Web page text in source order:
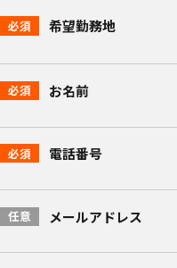
希望勤務地
お名前
電話番号
メールアドレス